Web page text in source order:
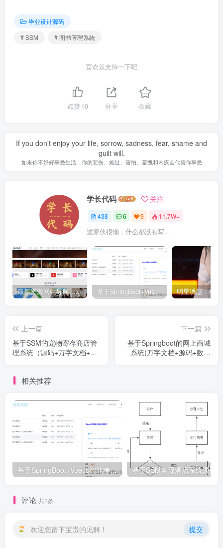
毕业设计源码
# SSM
# 图书管理系统
喜欢就支持一下吧
点赞10 分享 收藏
If you don't enjoy your life, sorrow, sadness, fear, shame and
guilt will.
如果你不好好享受生活，你的悲伤、难过、害怕、羞愧和内疚会代替你享受
学长代码 关注
438 6 9 11.7W+
这家伙很懒，什么都没有写...
最新资源网站导航,让你的资源爆满！推荐5个优质互联网资源分享网站 基于SpringBoot+Vue.js智能考试系统(源码+文档+视频+包运行)
上一篇
基于SSM的宠物寄存商店管
理系统（源码+万字文档+教
下一篇
基于Springboot的网上商城
系统(万字文档+源码+数据
相关推荐
基于SpringBoot+Vue.js智能考试系统(源码+文档+视频+包运行)
评论 共1条
欢迎您留下宝贵的见解！ 提交